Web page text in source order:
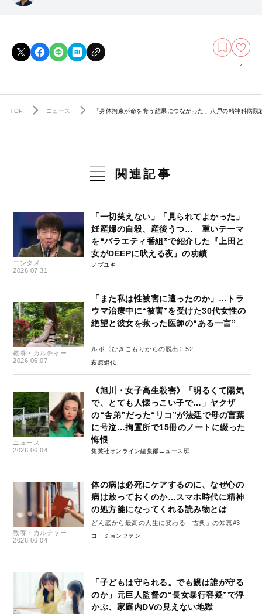
4
TOP ニュース 「身体拘束が命を奪う結果につながった」八戸の精神科病
関連記事
エンタメ
2026.07.31
「一切笑えない」「見られてよかった」
妊産婦の自殺、産後うつ… 重いテーマ
を“バラエティ番組”で紹介した『上田と
女がDEEPに吠える夜』の功績
ノブユキ
教養・カルチャー
2026.06.07
「また私は性被害に遭ったのか」…トラ
ウマ治療中に“被害”を受けた30代女性の
絶望と彼女を救った医師の“ある一言”
ルポ〈ひきこもりからの脱出〉52
萩原絹代
ニュース
2026.06.04
《旭川・女子高生殺害》「明るくて陽気
で、とても人懐っこい子で…」ヤクザ
の“舎弟”だった“リコ”が法廷で母の言葉
に号泣…拘置所で15冊のノートに綴った
悔恨
集英社オンライン編集部ニュース班
教養・カルチャー
2026.06.04
体の病は必死にケアするのに、なぜ心の
病は放っておくのか…スマホ時代に精神
の処方箋になってくれる読み物とは
どん底から最高の人生に変わる「古典」の知恵#3
コ・ミョンファン
「子どもは守られる。でも親は誰が守る
のか」元巨人監督の“長女暴行容疑”で浮
かぶ、家庭内DVの見えない地獄